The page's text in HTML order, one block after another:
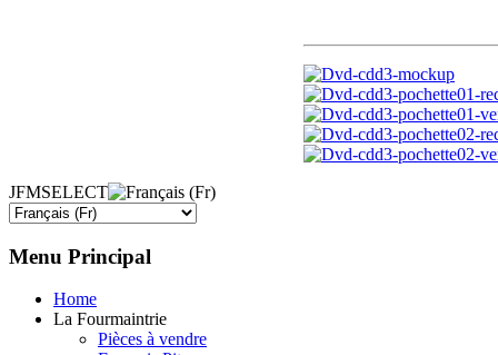
JFMSELECT
Menu Principal
Home
La Fourmaintrie
Pièces à vendre